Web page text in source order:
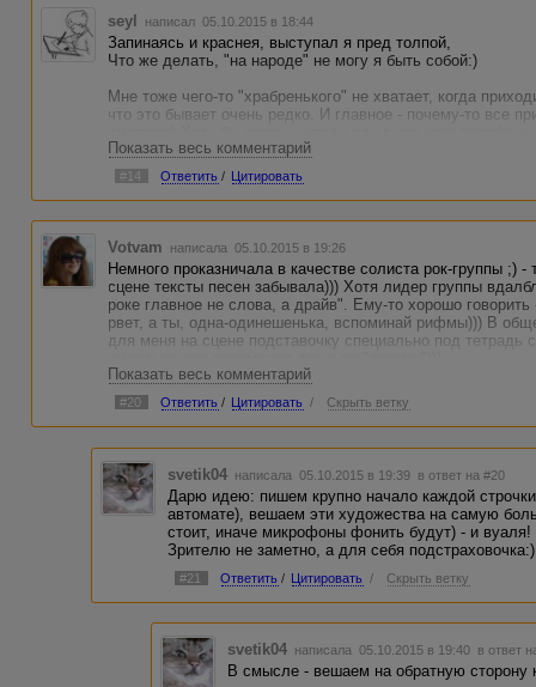
seyl написал 05.10.2015 в 18:44
Запинаясь и краснея, выступал я пред толпой,
Что же делать, "на народе" не могу я быть собой:)
Мне тоже чего-то "храбренького" не хватает, когда
что это бывает очень редко. И главное - почему-то все
Особенно девушки)) Чего во мне особенного? Вообще
Показать весь комментарий
#14 Ответить / Цитировать
Votvam написала 05.10.2015 в 19:26
Немного проказничала в качестве солиста рок-группы ;)
сцене тексты песен забывала))) Хотя лидер группы
роке главное не слова, а драйв". Ему-то хорошо
рвет, а ты, одна-одинешенька, вспоминай рифмы))) В
для меня на сцене подставочку специально под
Показать весь комментарий
#20 Ответить / Цитировать / Скрыть ветку
svetik04 написала 05.10.2015 в 19:39 в ответ на #20
Дарю идею: пишем крупно начало каждой
автомате), вешаем эти художества на самую
стоит, иначе микрофоны фонить будут) - и
Зрителю не заметно, а для себя подстраховочка:)
#21 Ответить / Цитировать / Скрыть ветку
svetik04 написала 05.10.2015 в 19:40 в ответ
В смысле - вешаем на обратную сторону